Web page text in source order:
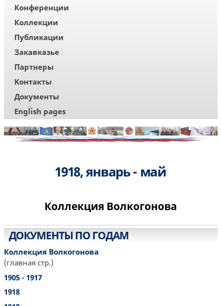
Конференции
Коллекции
Публикации
Закавказье
Партнеры
Контакты
Документы
English pages
1918, январь - май
Коллекция Волкогонова
ДОКУМЕНТЫ ПО ГОДАМ
Коллекция Волкогонова
(главная стр.)
1905 - 1917
1918